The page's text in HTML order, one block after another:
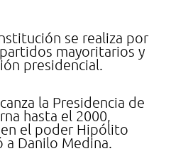
se realiza por
mayoritarios y
presidencial.
la Presidencia de
hasta el 2000,
el poder Hipólito
Danilo Medina.